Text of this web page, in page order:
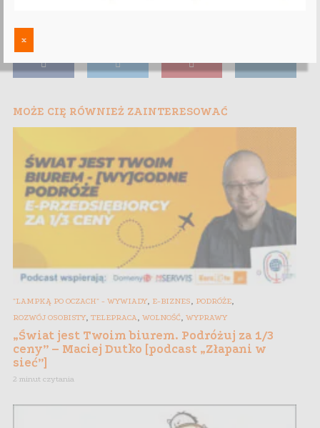
MOŻE CIĘ RÓWNIEŻ ZAINTERESOWAĆ
"LAMPKĄ PO OCZACH" - WYWIADY, E-BIZNES, PODRÓŻE,
ROZWÓJ OSOBISTY, TELEPRACA, WOLNOŚĆ, WYPRAWY
„Świat jest Twoim biurem. Podróżuj za 1/3
ceny” – Maciej Dutko [podcast „Złapani w
sieć”]
2 minut czytania
x